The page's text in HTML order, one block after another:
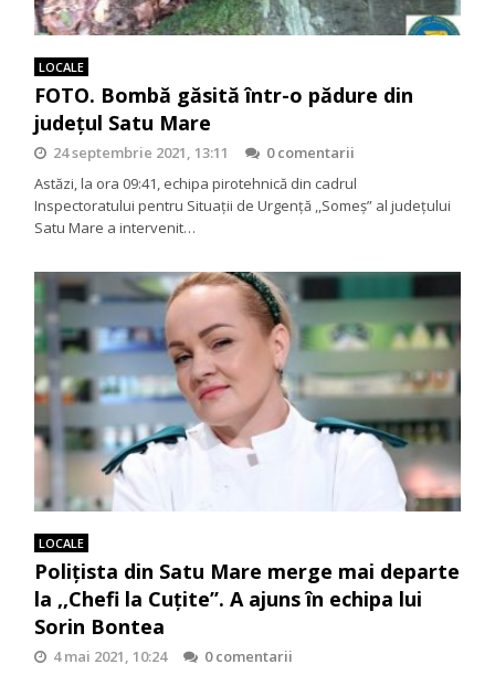
LOCALE
FOTO. Bombă găsită într-o pădure din
județul Satu Mare
24 septembrie 2021, 13:11
0 comentarii
Astăzi, la ora 09:41, echipa pirotehnică din cadrul
Inspectoratului pentru Situații de Urgență ,,Someș” al județului
Satu Mare a intervenit…
LOCALE
Polițista din Satu Mare merge mai departe
la ,,Chefi la Cuțite’’. A ajuns în echipa lui
Sorin Bontea
4 mai 2021, 10:24
0 comentarii